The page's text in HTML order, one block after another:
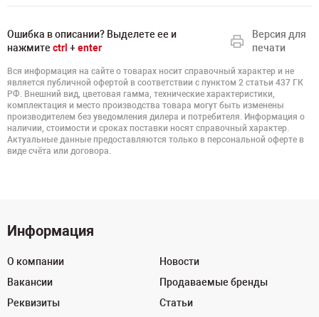
Ошибка в описании? Выделете ее и
нажмите ctrl +enter
Версия для
печати
Вся информация на сайте о товарах носит справочный характер и не
является публичной офертой в соответствии с пунктом 2 статьи 437 ГК
РФ. Внешний вид, цветовая гамма, технические характеристики,
комплектация и место производства товара могут быть изменены
производителем без уведомления дилера и потребителя. Информация о
наличии, стоимости и сроках поставки носят справочный характер.
Актуальные данные предоставляются только в персональной оферте в
виде счёта или договора.
Информация
О компании
Вакансии
Реквизиты
Новости
Продаваемые бренды
Статьи